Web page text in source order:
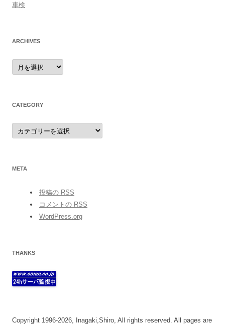
車検
ARCHIVES
archives
CATEGORY
category
META
投稿の RSS
コメントの RSS
WordPress.org
THANKS
Copyright 1996-2026, Inagaki,Shiro, All rights reserved. All pages are